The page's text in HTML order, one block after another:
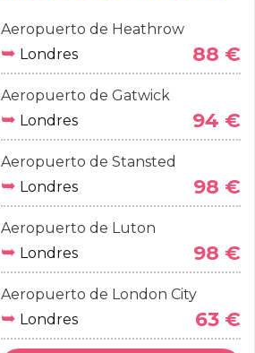
Aeropuerto de Heathrow
➥ Londres 88 €
Aeropuerto de Gatwick
➥ Londres 94 €
Aeropuerto de Stansted
➥ Londres 98 €
Aeropuerto de Luton
➥ Londres 98 €
Aeropuerto de London City
➥ Londres 63 €